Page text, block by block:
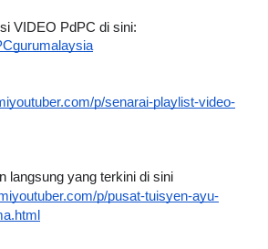
VIDEO PdPC di sini:
p/senarai-playlist-video-
langsung yang terkini di sini
p/pusat-tuisyen-ayu-